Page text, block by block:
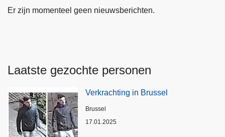
Er zijn momenteel geen nieuwsberichten.
Laatste gezochte personen
Verkrachting in Brussel
Plaats
Brussel
17.01.2025